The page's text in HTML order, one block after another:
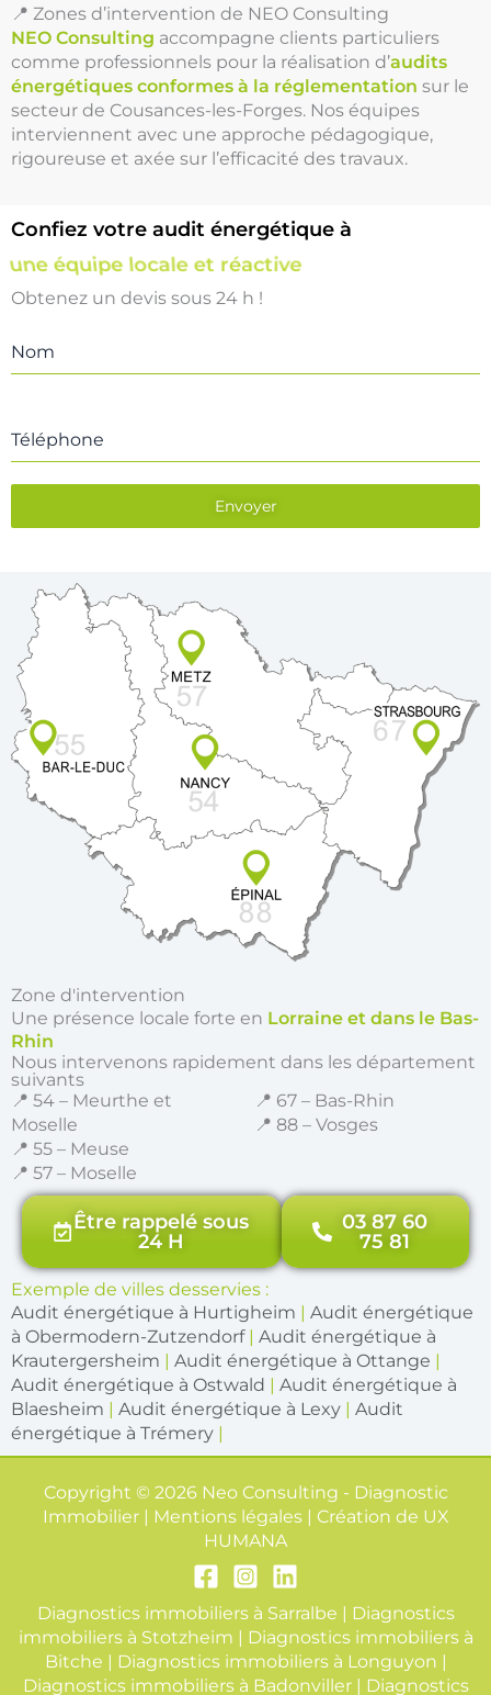
📍 Zones d’intervention de NEO Consulting
NEO Consulting accompagne clients particuliers
comme professionnels pour la réalisation d’audits
énergétiques conformes à la réglementation sur le
secteur de Cousances-les-Forges. Nos équipes
interviennent avec une approche pédagogique,
rigoureuse et axée sur l’efficacité des travaux.
Confiez votre audit énergétique à
une équipe locale et réactive
Obtenez un devis sous 24 h !
Nom
Téléphone
Envoyer
Zone d'intervention
Une présence locale forte en Lorraine et dans le Bas-
Rhin
Nous intervenons rapidement dans les département
suivants
📍 54 – Meurthe et
Moselle
📍 55 – Meuse
📍 57 – Moselle
📍 67 – Bas-Rhin
📍 88 – Vosges
Être rappelé sous
24 H
03 87 60
75 81
Exemple de villes desservies :
Audit énergétique à Hurtigheim | Audit énergétique
à Obermodern-Zutzendorf| Audit énergétique à
Krautergersheim | Audit énergétique à Ottange |
Audit énergétique à Ostwald | Audit énergétique à
Blaesheim | Audit énergétique à Lexy | Audit
énergétique à Trémery |
Copyright © 2026 Neo Consulting - Diagnostic
Immobilier | Mentions légales | Création de UX
HUMANA
Diagnostics immobiliers à Sarralbe | Diagnostics
immobiliers à Stotzheim | Diagnostics immobiliers à
Bitche | Diagnostics immobiliers à Longuyon |
Diagnostics immobiliers à Badonviller| Diagnostics